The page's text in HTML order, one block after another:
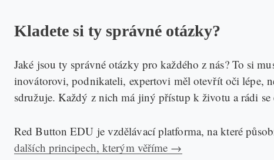
Kladete si ty správné otázky?
Jaké jsou ty správné otázky pro každého z nás? To si
inovátorovi, podnikateli, expertovi měl otevřít oči lépe,
sdružuje. Každý z nich má jiný přístup k životu a rádi
Red Button EDU je vzdělávací platforma, na které
dalších principech, kterým věříme →